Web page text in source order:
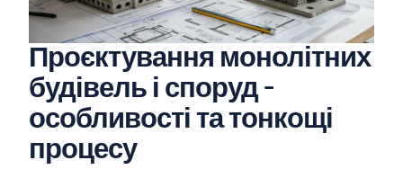
Проєктування монолітних
будівель і споруд –
особливості та тонкощі
процесу